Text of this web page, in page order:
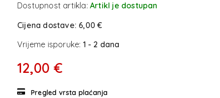
Dostupnost artikla: Artikl je dostupan
Cijena dostave: 6,00 €
Vrijeme isporuke: 1 - 2 dana
12,00 €
Pregled vrsta plaćanja